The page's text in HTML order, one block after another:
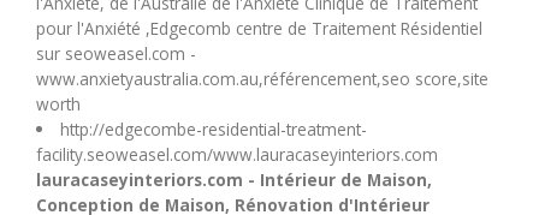
pour l'Anxiété ,Edgecomb centre de Traitement Résidentiel
sur seoweasel.com -
www.anxietyaustralia.com.au,référencement,seo score,site
worth
http://edgecombe-residential-treatment-
facility.seoweasel.com/www.lauracaseyinteriors.com
lauracaseyinteriors.com - Intérieur de Maison,
Conception de Maison, Rénovation d'Intérieur